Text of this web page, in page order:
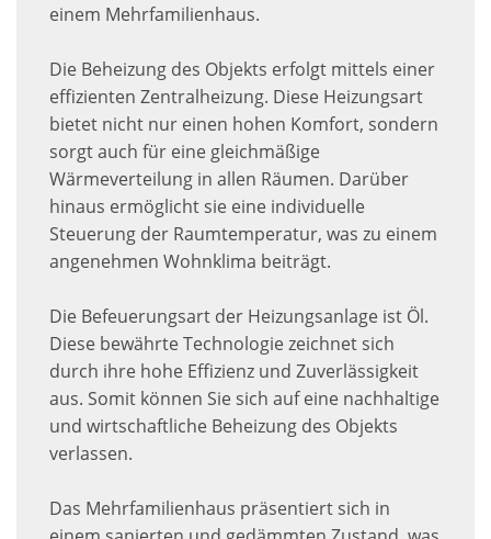
einem Mehrfamilienhaus.
Die Beheizung des Objekts erfolgt mittels einer
effizienten Zentralheizung. Diese Heizungsart
bietet nicht nur einen hohen Komfort, sondern
sorgt auch für eine gleichmäßige
Wärmeverteilung in allen Räumen. Darüber
hinaus ermöglicht sie eine individuelle
Steuerung der Raumtemperatur, was zu einem
angenehmen Wohnklima beiträgt.
Die Befeuerungsart der Heizungsanlage ist Öl.
Diese bewährte Technologie zeichnet sich
durch ihre hohe Effizienz und Zuverlässigkeit
aus. Somit können Sie sich auf eine nachhaltige
und wirtschaftliche Beheizung des Objekts
verlassen.
Das Mehrfamilienhaus präsentiert sich in